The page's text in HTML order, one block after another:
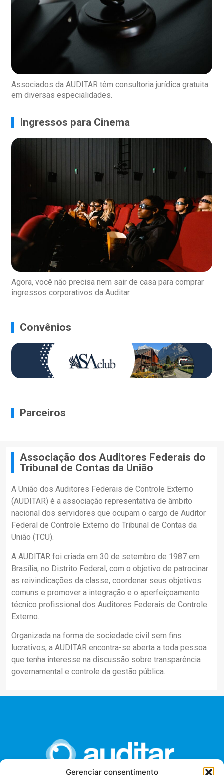
Gerenciar consentimento
Associados da AUDITAR têm consultoria jurídica gratuita
em diversas especialidades.
Ingressos para Cinema
Agora, você não precisa nem sair de casa para comprar
ingressos corporativos da Auditar.
Convênios
Parceiros
Associação dos Auditores Federais do
Tribunal de Contas da União
A União dos Auditores Federais de Controle Externo
(AUDITAR) é a associação representativa de âmbito
nacional dos servidores que ocupam o cargo de Auditor
Federal de Controle Externo do Tribunal de Contas da
União (TCU).
A AUDITAR foi criada em 30 de setembro de 1987 em
Brasília, no Distrito Federal, com o objetivo de patrocinar
as reivindicações da classe, coordenar seus objetivos
comuns e promover a integração e o aperfeiçoamento
técnico profissional dos Auditores Federais de Controle
Externo.
Organizada na forma de sociedade civil sem fins
lucrativos, a AUDITAR encontra-se aberta a toda pessoa
que tenha interesse na discussão sobre transparência
governamental e controle da gestão pública.